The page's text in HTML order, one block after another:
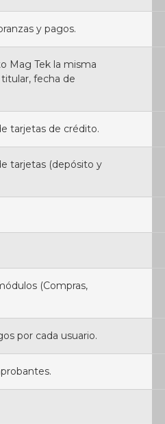
y pagos.
Mag Tek la misma
fecha de
tarjetas de crédito.
tarjetas (depósito y
(Compras,
por cada usuario.